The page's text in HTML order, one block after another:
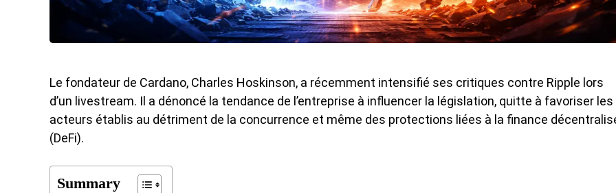
Le fondateur de Cardano, Charles Hoskinson, a récemment intensifié ses critiques contre Ripple lors
d’un livestream. Il a dénoncé la tendance de l’entreprise à influencer la législation, quitte à favoriser les
acteurs établis au détriment de la concurrence et même des protections liées à la finance
(DeFi).
Summary